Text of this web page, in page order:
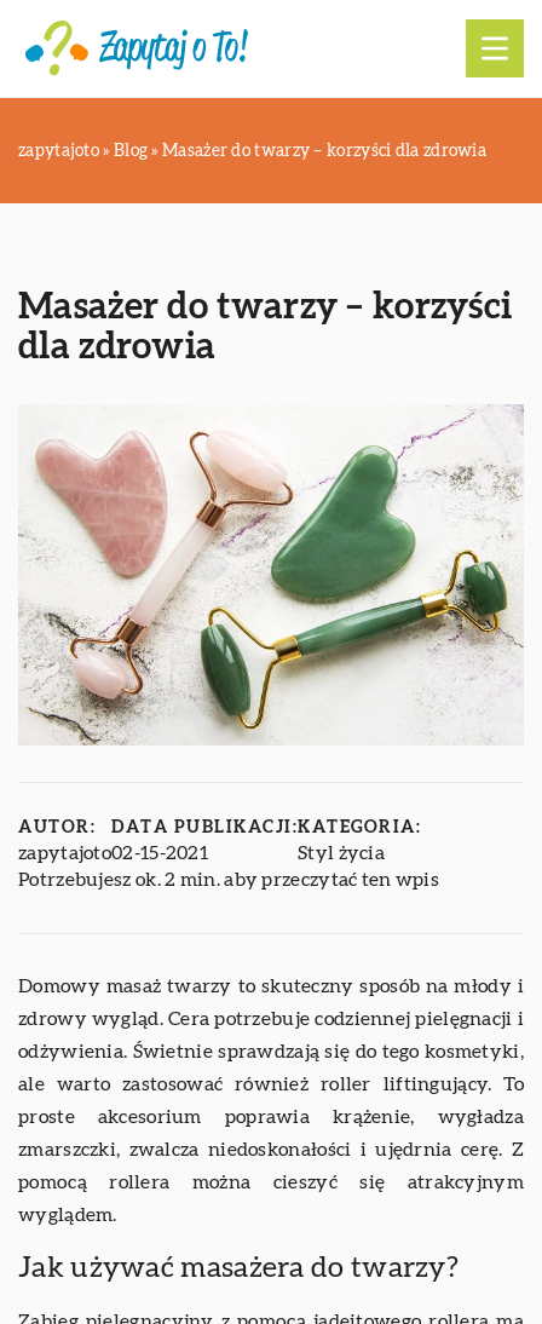
zapytajoto » Blog »Masażer do twarzy – korzyści dla zdrowia
Masażer do twarzy – korzyści
dla zdrowia
AUTOR:
zapytajoto
DATA PUBLIKACJI:
02-15-2021
KATEGORIA:
Styl życia
Potrzebujesz ok. 2 min. aby przeczytać ten wpis
Domowy masaż twarzy to skuteczny sposób na młody i
zdrowy wygląd. Cera potrzebuje codziennej pielęgnacji i
odżywienia. Świetnie sprawdzają się do tego kosmetyki,
ale warto zastosować również roller liftingujący. To
proste akcesorium poprawia krążenie, wygładza
zmarszczki, zwalcza niedoskonałości i ujędrnia cerę. Z
pomocą rollera można cieszyć się atrakcyjnym
wyglądem.
Jak używać masażera do twarzy?